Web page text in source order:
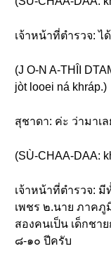
เจ้าหน้าที่ตำรวจ: ไ
(J O-N A-THÎI
jòt looei ná khráp.)
สุชาดา: ค่ะ ว่ามาเล
(SÙ-CHAA-DAA:
เจ้าหน้าที่ตำรวจ:
เพชร ๒.นาย ภาค
สองคนเป็น เด็กชา
๘-๑๐ ปีครับ